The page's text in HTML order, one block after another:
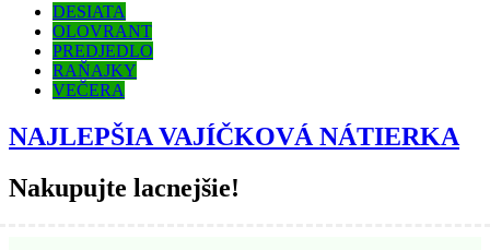
DESIATA
OLOVRANT
PREDJEDLO
RAŇAJKY
VEČERA
NAJLEPŠIA VAJÍČKOVÁ NÁTIERKA
Nakupujte lacnejšie!